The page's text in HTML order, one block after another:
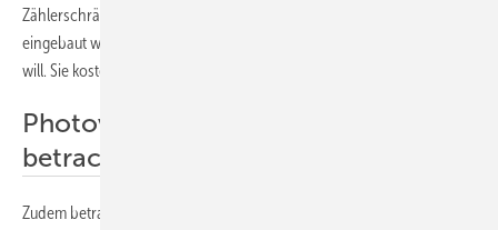
Zählerschränke erhöht. Mittlerweile müssen Zählerschrankwände
eingebaut werden, wenn man eine Photovoltaikanlage anschließen
will. Sie kosten bis zu 4.000 Euro, manchmal mehr als die Anlage.“
Photovoltaik wird als Generator
betrachtet, der nachts durchstromt
Zudem betrachten die im FNN vereinten Netzbetreiber die